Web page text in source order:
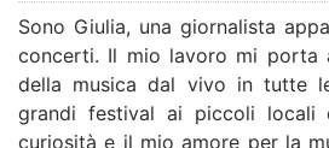
Sono Giulia, una giornalista
concerti. Il mio lavoro mi porta
della musica dal vivo in tutte
grandi festival ai piccoli locali
curiosità e il mio amore per la